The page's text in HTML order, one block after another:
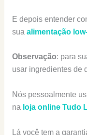
E depois entender
sua alimentação
Observação: para
usar ingredientes de
Nós pessoalmente
na loja online Tudo
Lá você tem a